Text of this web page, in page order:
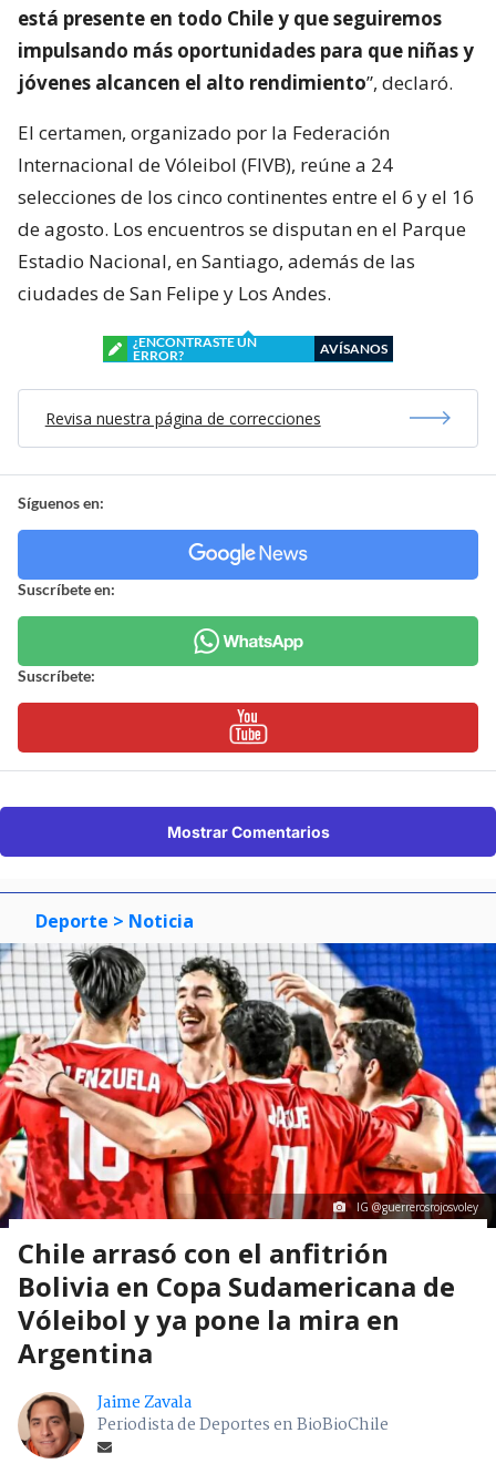
está presente en todo Chile y que seguiremos
impulsando más oportunidades para que niñas y
jóvenes alcancen el alto rendimiento”, declaró.
El certamen, organizado por la Federación
Internacional de Vóleibol (FIVB), reúne a 24
selecciones de los cinco continentes entre el 6 y el 16
de agosto. Los encuentros se disputan en el Parque
Estadio Nacional, en Santiago, además de las
ciudades de San Felipe y Los Andes.
¿ENCONTRASTE UN
ERROR?
AVÍSANOS
Revisa nuestra página de correcciones
Síguenos en:
Suscríbete en:
Suscríbete:
Mostrar Comentarios
Deporte > Noticia
IG @guerrerosrojosvoley
Chile arrasó con el anfitrión
Bolivia en Copa Sudamericana de
Vóleibol y ya pone la mira en
Argentina
Jaime Zavala
Periodista de Deportes en BioBioChile